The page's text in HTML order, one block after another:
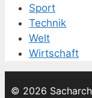
Sport
Technik
Welt
Wirtschaft
© 2026